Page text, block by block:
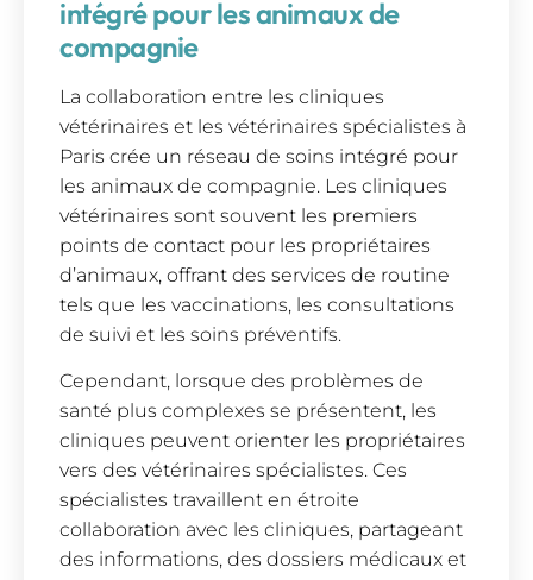
intégré pour les animaux de
compagnie
La collaboration entre les cliniques
vétérinaires et les vétérinaires spécialistes à
Paris crée un réseau de soins intégré pour
les animaux de compagnie. Les cliniques
vétérinaires sont souvent les premiers
points de contact pour les propriétaires
d’animaux, offrant des services de routine
tels que les vaccinations, les consultations
de suivi et les soins préventifs.
Cependant, lorsque des problèmes de
santé plus complexes se présentent, les
cliniques peuvent orienter les propriétaires
vers des vétérinaires spécialistes. Ces
spécialistes travaillent en étroite
collaboration avec les cliniques, partageant
des informations, des dossiers médicaux et